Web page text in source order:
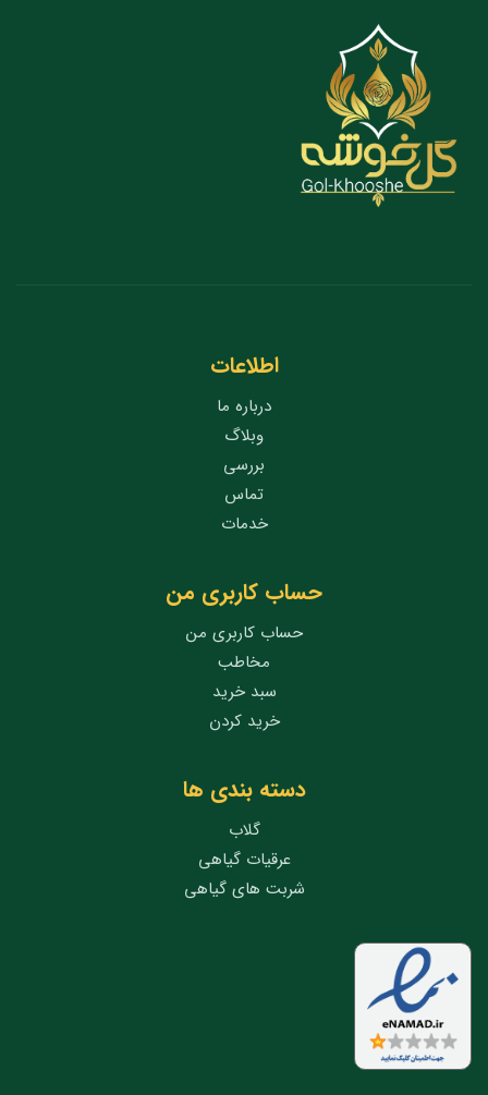
اطلاعات
درباره ما
وبلاگ
بررسی
تماس
خدمات
حساب کاربری من
حساب کاربری من
مخاطب
سبد خرید
خرید کردن
دسته بندی ها
گلاب
عرقیات گیاهی
شربت های گیاهی